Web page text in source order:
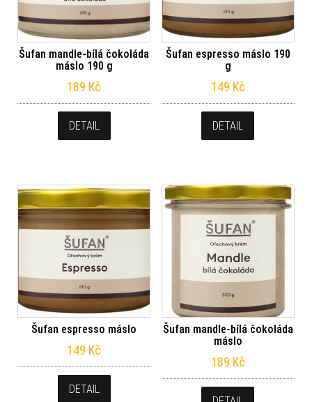
Šufan mandle-bílá čokoláda
máslo 190 g
189 Kč
DETAIL
Šufan espresso máslo 190
g
149 Kč
DETAIL
Šufan espresso máslo
149 Kč
DETAIL
Šufan mandle-bílá čokoláda
máslo
189 Kč